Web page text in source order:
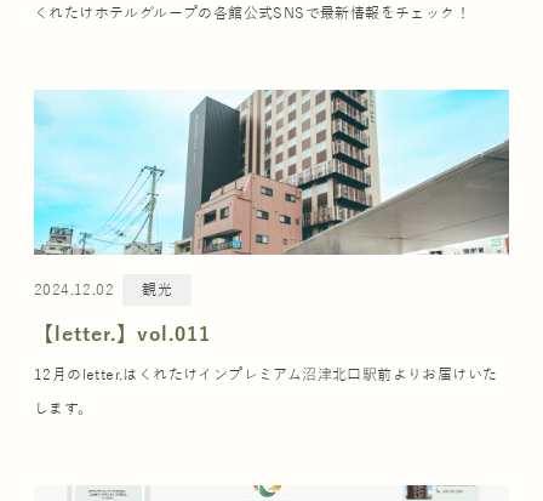
くれたけホテルグループの各館公式SNSで最新情報をチェック！
2024.12.02 観光
【letter.】vol.011
12月のletter.はくれたけインプレミアム沼津北口駅前よりお届けいた
します。